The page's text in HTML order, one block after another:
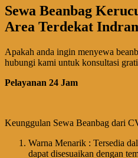
Sewa Beanbag
Area Terdekat
Apakah anda ingin menyewa
hubungi kami untuk konsultasi
Pelayanan 24 Jam
Keunggulan Sewa Beanbag dari
Warna Menarik : Tersedia
dapat disesuaikan dengan